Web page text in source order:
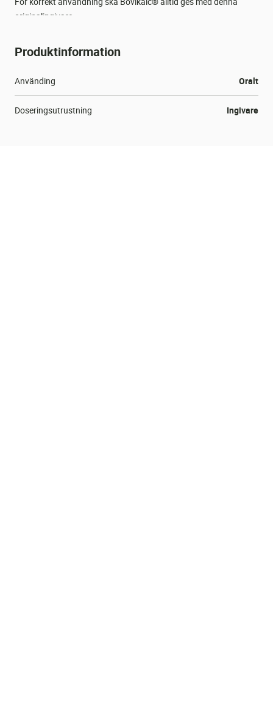
originalingivare.
Ø: 35.5mm
Passar till:
100793 (Bovikalc)
Produktinformation
Använding Oralt
Doseringsutrustning Ingivare